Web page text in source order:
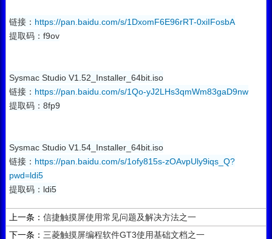
链接： https://pan.baidu.com/s/1DxomF6E96rRT-0xiIFosbA
提取码：f9ov
Sysmac Studio V1.52_Installer_64bit.iso
链接： https://pan.baidu.com/s/1Qo-yJ2LHs3qmWm83gaD9nw
提取码：8fp9
Sysmac Studio V1.54_Installer_64bit.iso
链接： https://pan.baidu.com/s/1ofy815s-zOAvpUly9iqs_Q?
pwd=ldi5
提取码：ldi5
上一条： 信捷触摸屏使用常见问题及解决方法之一
下一条： 三菱触摸屏编程软件GT3使用基础文档之一